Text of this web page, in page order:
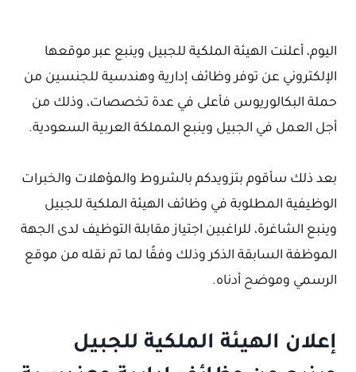
اليوم، أعلنت الهيئة الملكية للجبيل وينبع عبر موقعها
الإلكتروني عن توفر وظائف إدارية وهندسية للجنسين من
حملة البكالوريوس فأعلى في عدة تخصصات، وذلك من
أجل العمل في الجبيل وينبع المملكة العربية السعودية.
بعد ذلك سأقوم بتزويدكم بالشروط والمؤهلات والخبرات
الوظيفية المطلوبة في وظائف الهيئة الملكية للجبيل
وينبع الشاغرة، للراغبين اجتياز مقابلة التوظيف لدى الجهة
الموظفة السابقة الذكر وذلك وفقًا لما تم نقله من موقع
الرسمي وموضح أدناه.
إعلان الهيئة الملكية للجبيل